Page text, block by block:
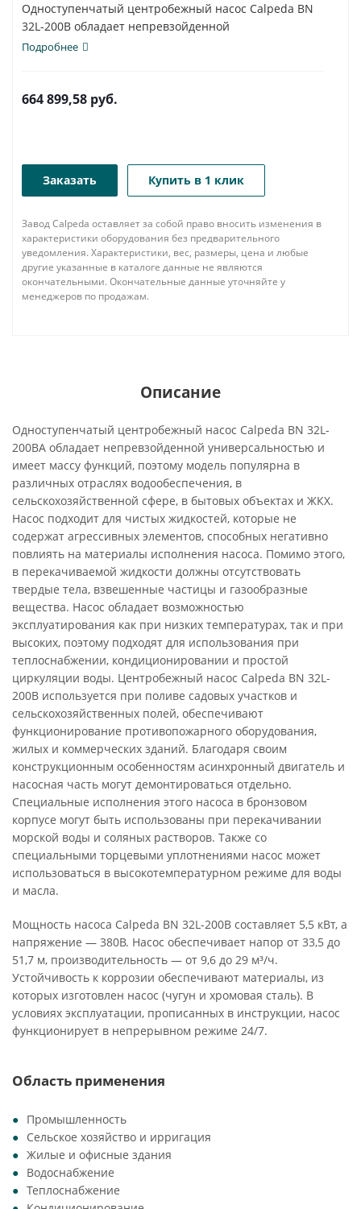
Одноступенчатый центробежный насос Calpeda BN
32L-200B обладает непревзойденной
универсальностью и...
Подробнее
664 899,58 руб.
Заказать Купить в 1 клик
Завод Calpeda оставляет за собой право вносить изменения в
характеристики оборудования без предварительного
уведомления. Характеристики, вес, размеры, цена и любые
другие указанные в каталоге данные не являются
окончательными. Окончательные данные уточняйте у
менеджеров по продажам.
Описание
Одноступенчатый центробежный насос Calpeda BN 32L-
200BA обладает непревзойденной универсальностью и
имеет массу функций, поэтому модель популярна в
различных отраслях водообеспечения, в
сельскохозяйственной сфере, в бытовых объектах и ЖКХ.
Насос подходит для чистых жидкостей, которые не
содержат агрессивных элементов, способных негативно
повлиять на материалы исполнения насоса. Помимо этого,
в перекачиваемой жидкости должны отсутствовать
твердые тела, взвешенные частицы и газообразные
вещества. Насос обладает возможностью
эксплуатирования как при низких температурах, так и при
высоких, поэтому подходят для использования при
теплоснабжении, кондиционировании и простой
циркуляции воды. Центробежный насос Calpeda BN 32L-
200B используется при поливе садовых участков и
сельскохозяйственных полей, обеспечивают
функционирование противопожарного оборудования,
жилых и коммерческих зданий. Благодаря своим
конструкционным особенностям асинхронный двигатель и
насосная часть могут демонтироваться отдельно.
Специальные исполнения этого насоса в бронзовом
корпусе могут быть использованы при перекачивании
морской воды и соляных растворов. Также со
специальными торцевыми уплотнениями насос может
использоваться в высокотемпературном режиме для воды
и масла.
Мощность насоса Calpeda BN 32L-200B составляет 5,5 кВт, а
напряжение — 380В. Насос обеспечивает напор от 33,5 до
51,7 м, производительность — от 9,6 до 29 м³/ч.
Устойчивость к коррозии обеспечивают материалы, из
которых изготовлен насос (чугун и хромовая сталь). В
условиях эксплуатации, прописанных в инструкции, насос
функционирует в непрерывном режиме 24/7.
Область применения
Промышленность
Сельское хозяйство и ирригация
Жилые и офисные здания
Водоснабжение
Теплоснабжение